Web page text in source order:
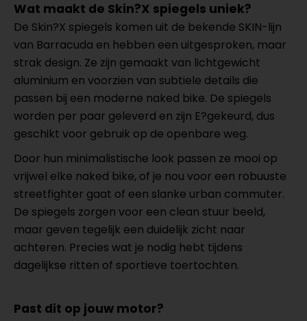
Wat maakt de Skin?X spiegels uniek?
De Skin?X spiegels komen uit de bekende SKIN-lijn
van Barracuda en hebben een uitgesproken, maar
strak design. Ze zijn gemaakt van lichtgewicht
aluminium en voorzien van subtiele details die
passen bij een moderne naked bike. De spiegels
worden per paar geleverd en zijn E?gekeurd, dus
geschikt voor gebruik op de openbare weg.
Door hun minimalistische look passen ze mooi op
vrijwel elke naked bike, of je nou voor een robuuste
streetfighter gaat of een slanke urban commuter.
De spiegels zorgen voor een clean stuur beeld,
maar geven tegelijk een duidelijk zicht naar
achteren. Precies wat je nodig hebt tijdens
dagelijkse ritten of sportieve toertochten.
Past dit op jouw motor?